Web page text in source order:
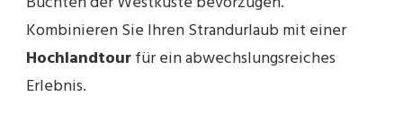
Kombinieren Sie Ihren Strandurlaub mit einer
Hochlandtourfür ein abwechslungsreiches
Erlebnis.